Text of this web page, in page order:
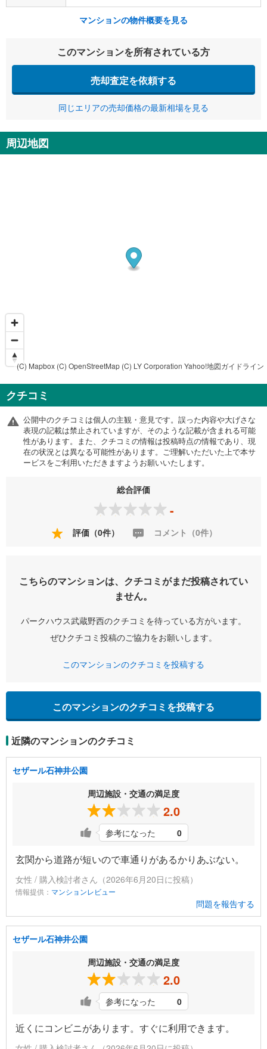
マンションの物件概要を見る
このマンションを所有されている方
売却査定を依頼する
同じエリアの売却価格の最新相場を見る
周辺地図
(C) Mapbox (C) OpenStreetMap (C) LY Corporation Yahoo!地図ガイドライン
クチコミ
公開中のクチコミは個人の主観・意見です。誤った内容や大げさな
表現の記載は禁止されていますが、そのような記載が含まれる可能
性があります。また、クチコミの情報は投稿時点の情報であり、現
在の状況とは異なる可能性があります。ご理解いただいた上で本サ
ービスをご利用いただきますようお願いいたします。
総合評価
-
評価（0件） コメント（0件）
こちらのマンションは、クチコミがまだ投稿されてい
ません。
パークハウス武蔵野西のクチコミを待っている方がいます。
ぜひクチコミ投稿のご協力をお願いします。
このマンションのクチコミを投稿する
このマンションのクチコミを投稿する
近隣のマンションのクチコミ
セザール石神井公園
周辺施設・交通の満足度
2.0
参考になった 0
玄関から道路が短いので車通りがあるかりあぶない。
女性 / 購入検討者さん（2026年6月20日に投稿）
情報提供： マンションレビュー
問題を報告する
セザール石神井公園
周辺施設・交通の満足度
2.0
参考になった 0
近くにコンビニがあります。すぐに利用できます。